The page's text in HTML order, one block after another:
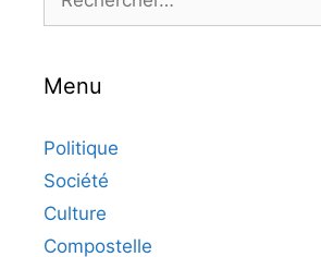
Menu
Politique
Société
Culture
Compostelle